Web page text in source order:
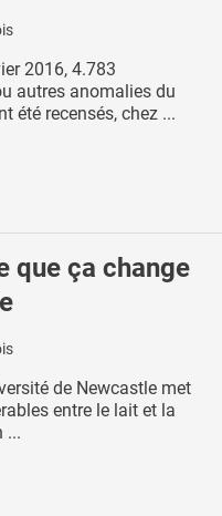
2016, 4.783
autres anomalies du
été recensés, chez ...
que ça change
de Newcastle met
entre le lait et la
...